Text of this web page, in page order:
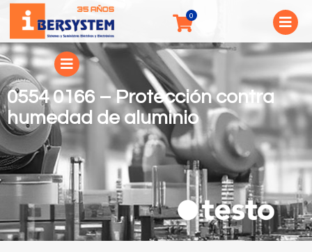
0554 0166 – Protección contra
humedad de aluminio